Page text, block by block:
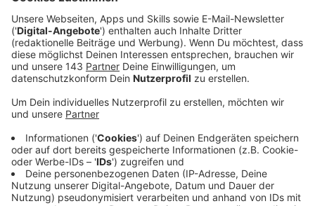
Anzeige
Am Montagvormittag sind die von Kreis und Städten
händeringend erwarteten Vorgaben des Landes zu
Kreishaus eingetroffen. Geregelt hat die
Landesregierung damit jetzt unter anderem, was
Anbieter dieser Tests erfüllen müssen.